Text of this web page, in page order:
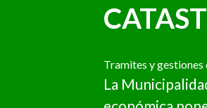
Tramites y gestiones
La